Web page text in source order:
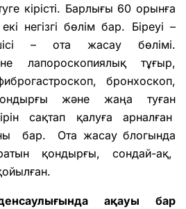
кірісті. Барлығы 60 орынға
негізгі бөлім бар. Біреуі –
– ота жасау бөлімі.
лапороскопиялық тұғыр,
бронхоскоп,
және жаңа туған
сақтап қалуға арналған
бар. Ота жасау блогында
қондырғы, сондай-ақ,
ақауы бар